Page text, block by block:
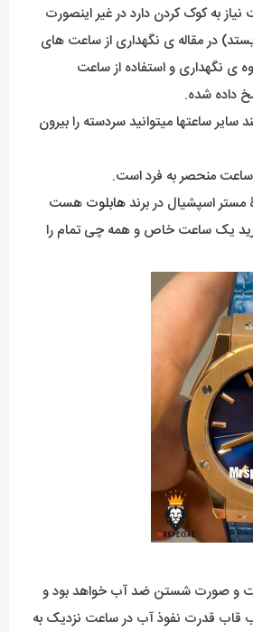
به کوک کردن دارد در غیر اینصورت
در مقاله ی نگهداری از ساعت های
ی نگهداری و استفاده از ساعت
داده شده.
سایر ساعتها میتوانید سردسته را بیرون
منحصر به فرد است.
اسپشیال در برندهابلوت هست
یک ساعت خاص و همه چی تمام را
و صورت شستن ضد آب خواهد بود و
قاب قدرت نفوذ آب در ساعت نزدیک به